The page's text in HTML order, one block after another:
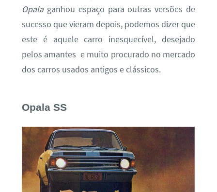
Opalaganhou espaço para outras versões de
sucesso que vieram depois, podemos dizer que
este é aquele carro inesquecível, desejado
pelos amantes e muito procurado no mercado
dos carros usados antigos e clássicos.
Opala SS